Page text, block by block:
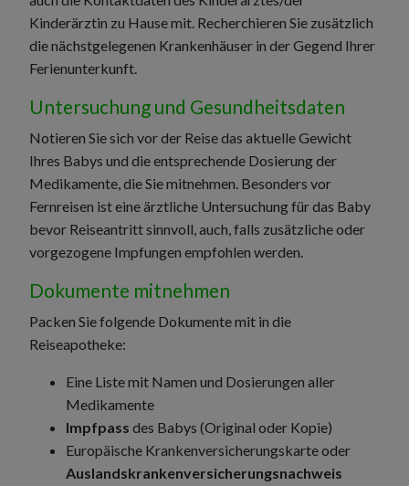
Kinderärztin zu Hause mit. Recherchieren Sie zusätzlich
die nächstgelegenen Krankenhäuser in der Gegend Ihrer
Ferienunterkunft.
Untersuchung und Gesundheitsdaten
Notieren Sie sich vor der Reise das aktuelle Gewicht
Ihres Babys und die entsprechende Dosierung der
Medikamente, die Sie mitnehmen. Besonders vor
Fernreisen ist eine ärztliche Untersuchung für das Baby
bevor Reiseantritt sinnvoll, auch, falls zusätzliche oder
vorgezogene Impfungen empfohlen werden.
Dokumente mitnehmen
Packen Sie folgende Dokumente mit in die
Reiseapotheke:
Eine Liste mit Namen und Dosierungen aller
Medikamente
Impfpass des Babys (Original oder Kopie)
Europäische Krankenversicherungskarte oder
Auslandskrankenversicherungsnachweis